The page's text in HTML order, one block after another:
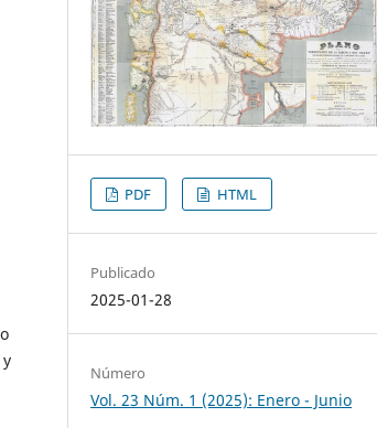
PDF HTML
Publicado
2025-01-28
Número
Vol. 23 Núm. 1 (2025): Enero - Junio